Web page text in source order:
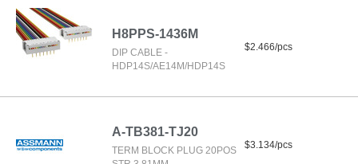
H8PPS-1436M
DIP CABLE -
HDP14S/AE14M/HDP14S
$2.466/pcs
A-TB381-TJ20
TERM BLOCK PLUG 20POS
$3.134/pcs